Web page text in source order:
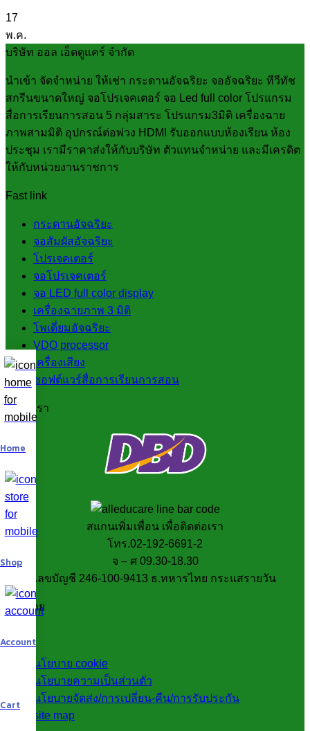
17
พ.ค.
บริษัท ออล เอ็ดดูแคร์ จำกัด
นำเข้า จัดจำหน่าย ให้เช่า กระดานอัจฉริยะ จออัจฉริยะ ทีวีทัช
สกรีนขนาดใหญ่ จอโปรเจคเตอร์ จอ Led full color โปรแกรม
สื่อการเรียนการสอน 5 กลุ่มสาระ โปรแกรม3มิติ เครื่องฉาย
ภาพสามมิติ อุปกรณ์ต่อพ่วง HDMI รับออกแบบห้องเรียน ห้อง
ประชุม เรามีราคาส่งให้กับบริษัท ตัวแทนจำหน่าย และมีเครดิต
ให้กับหน่วยงานราชการ
Fast link
กระดานอัจฉริยะ
จอสัมผัสอัจฉริยะ
โปรเจคเตอร์
จอโปรเจคเตอร์
จอ LED full color display
เครื่องฉายภาพ 3 มิติ
โพเดี่ยมอัจฉริยะ
VDO processor
เครื่องเสียง
ซอฟต์แวร์สื่อการเรียนการสอน
ติดต่อเรา
สแกนเพิ่มเพื่อน เพื่อติดต่อเรา
โทร.02-192-6691-2
จ – ศ 09.30-18.30
เลขบัญชี 246-100-9413 ธ.ทหารไทย กระแสรายวัน
นโยบาย
นโยบาย cookie
นโยบายความเป็นส่วนตัว
นโยบายจัดส่ง/การเปลี่ยน-คืน/การรับประกัน
site map
Home
Shop
Account
Cart